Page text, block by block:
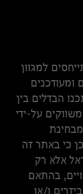
למגוון
ומעודכנים
הבדלים בין
על-ידי
כי באתר זה
אלא רק
בהתאם